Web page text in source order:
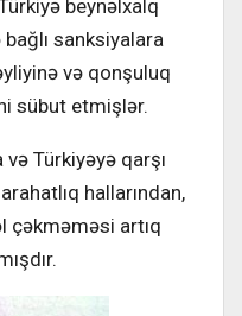
beynəlxalq
sanksiyalara
və qonşuluq
sübut etmişlər.
Türkiyəyə qarşı
hallarından,
çəkməməsi artıq